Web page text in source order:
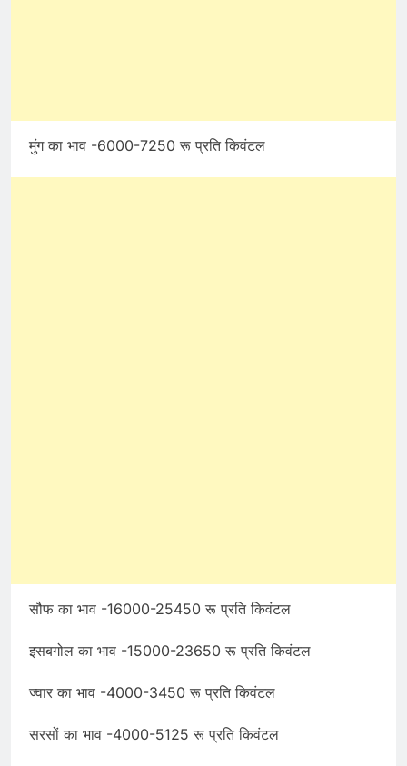
मुंग का भाव -6000-7250 रू प्रति किवंटल
सौफ का भाव -16000-25450 रू प्रति किवंटल
इसबगोल का भाव -15000-23650 रू प्रति किवंटल
ज्वार का भाव -4000-3450 रू प्रति किवंटल
सरसों का भाव -4000-5125 रू प्रति किवंटल